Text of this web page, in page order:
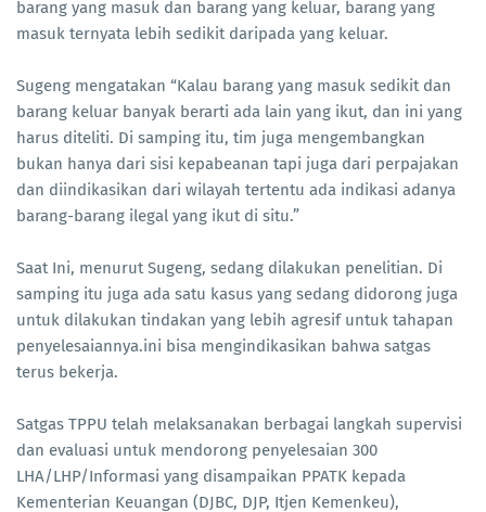
barang yang masuk dan barang yang keluar, barang yang
masuk ternyata lebih sedikit daripada yang keluar.
Sugeng mengatakan “Kalau barang yang masuk sedikit dan
barang keluar banyak berarti ada lain yang ikut, dan ini yang
harus diteliti. Di samping itu, tim juga mengembangkan
bukan hanya dari sisi kepabeanan tapi juga dari perpajakan
dan diindikasikan dari wilayah tertentu ada indikasi adanya
barang-barang ilegal yang ikut di situ.”
Saat Ini, menurut Sugeng, sedang dilakukan penelitian. Di
samping itu juga ada satu kasus yang sedang didorong juga
untuk dilakukan tindakan yang lebih agresif untuk tahapan
penyelesaiannya.ini bisa mengindikasikan bahwa satgas
terus bekerja.
Satgas TPPU telah melaksanakan berbagai langkah supervisi
dan evaluasi untuk mendorong penyelesaian 300
LHA/LHP/Informasi yang disampaikan PPATK kepada
Kementerian Keuangan (DJBC, DJP, Itjen Kemenkeu),